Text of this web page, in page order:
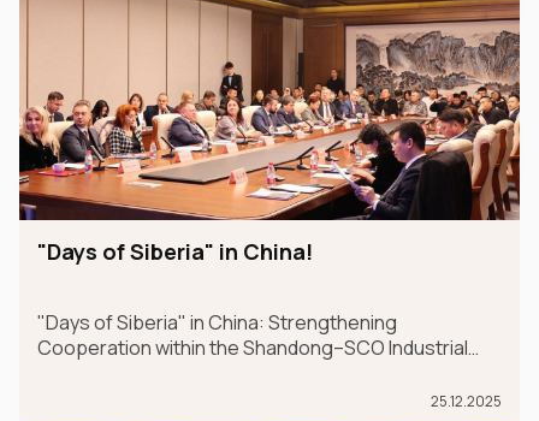
"Days of Siberia" in China!
"Days of Siberia" in China: Strengthening
Cooperation within the Shandong–SCO Industrial
25.12.2025